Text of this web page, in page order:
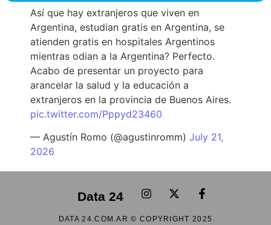
Así que hay extranjeros que viven en
Argentina, estudian gratis en Argentina, se
atienden gratis en hospitales Argentinos
mientras odian a la Argentina? Perfecto.
Acabo de presentar un proyecto para
arancelar la salud y la educación a
extranjeros en la provincia de Buenos Aires.
pic.twitter.com/Pppyd23460
— Agustín Romo (@agustinromm) July 21,
2026
Data 24
DATA 24.COM.AR © COPYRIGHT 2025